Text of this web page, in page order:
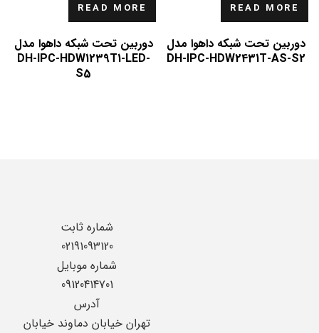
READ MORE
دوربین تحت شبکه داهوا مدل
DH-IPC-HDW2431T-AS-S2
READ MORE
دوربین تحت شبکه داهوا مدل
DH-IPC-HDW1239T1-LED-
S5
شماره ثابت
02191093120
شماره موبایل
09120414701
آدرس
تهران خیابان دماوند خیابان